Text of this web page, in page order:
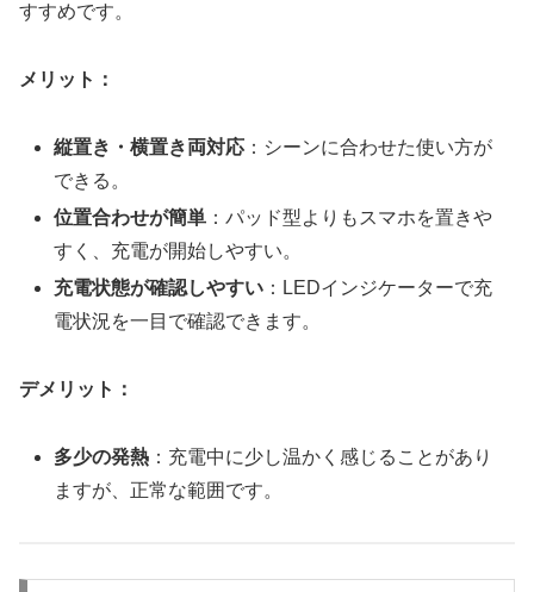
すすめです。
メリット：
縦置き・横置き両対応 ：シーンに合わせた使い方が
できる。
位置合わせが簡単 ：パッド型よりもスマホを置きや
すく、充電が開始しやすい。
充電状態が確認しやすい ：LEDインジケーターで充
電状況を一目で確認できます。
デメリット：
多少の発熱 ：充電中に少し温かく感じることがあり
ますが、正常な範囲です。